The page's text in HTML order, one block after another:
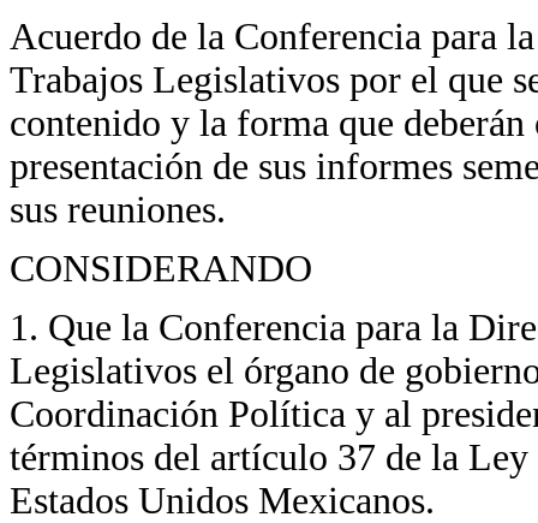
Acuerdo de la Conferencia para
Trabajos Legislativos por el que
contenido y la forma que
presentación de sus informes
sus reuniones.
CONSIDERANDO
1. Que la Conferencia para la
Legislativos el órgano de
Coordinación Política y al
términos del artículo 37 de la
Estados Unidos Mexicanos.